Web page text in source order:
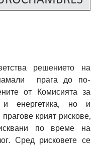
решението на
прага до по-
от Комисията за
и енергетика, но и
крият рискове,
по време на
Сред рисковете се